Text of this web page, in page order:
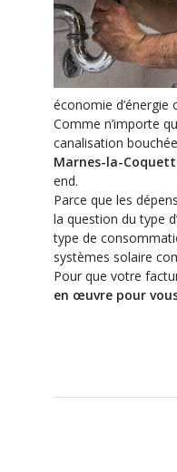
économie
Comme n’importe
canalisation
Marnes-la-
end.
Parce que les
la question du type
type de
systèmes solaire
Pour que votre
en œuvre pour